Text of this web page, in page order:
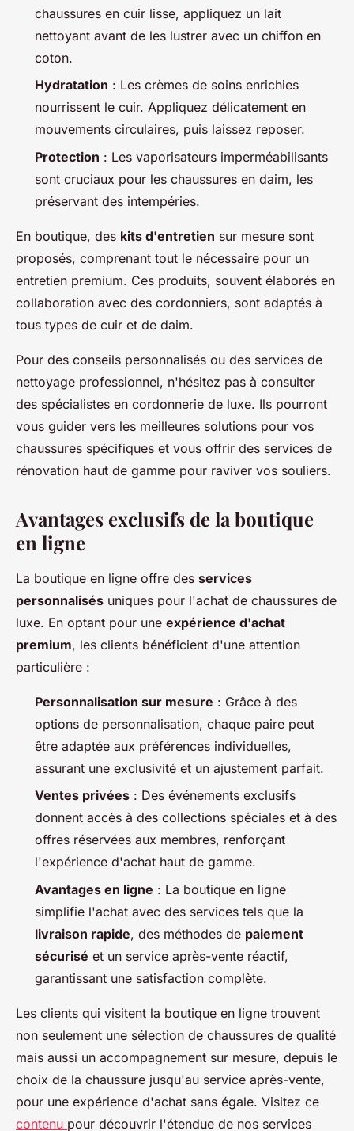
chaussures en cuir lisse, appliquez un lait
nettoyant avant de les lustrer avec un chiffon en
coton.
Hydratation : Les crèmes de soins enrichies
nourrissent le cuir. Appliquez délicatement en
mouvements circulaires, puis laissez reposer.
Protection : Les vaporisateurs imperméabilisants
sont cruciaux pour les chaussures en daim, les
préservant des intempéries.
En boutique, des kits d'entretien sur mesure sont
proposés, comprenant tout le nécessaire pour un
entretien premium. Ces produits, souvent élaborés en
collaboration avec des cordonniers, sont adaptés à
tous types de cuir et de daim.
Pour des conseils personnalisés ou des services de
nettoyage professionnel, n'hésitez pas à consulter
des spécialistes en cordonnerie de luxe. Ils pourront
vous guider vers les meilleures solutions pour vos
chaussures spécifiques et vous offrir des services de
rénovation haut de gamme pour raviver vos souliers.
Avantages exclusifs de la boutique
en ligne
La boutique en ligne offre des services
personnalisés uniques pour l'achat de chaussures de
luxe. En optant pour une expérience d'achat
premium, les clients bénéficient d'une attention
particulière :
Personnalisation sur mesure : Grâce à des
options de personnalisation, chaque paire peut
être adaptée aux préférences individuelles,
assurant une exclusivité et un ajustement parfait.
Ventes privées : Des événements exclusifs
donnent accès à des collections spéciales et à des
offres réservées aux membres, renforçant
l'expérience d'achat haut de gamme.
Avantages en ligne : La boutique en ligne
simplifie l'achat avec des services tels que la
livraison rapide, des méthodes de paiement
sécurisé et un service après-vente réactif,
garantissant une satisfaction complète.
Les clients qui visitent la boutique en ligne trouvent
non seulement une sélection de chaussures de qualité
mais aussi un accompagnement sur mesure, depuis le
choix de la chaussure jusqu'au service après-vente,
pour une expérience d'achat sans égale. Visitez ce
contenu pour découvrir l'étendue de nos services